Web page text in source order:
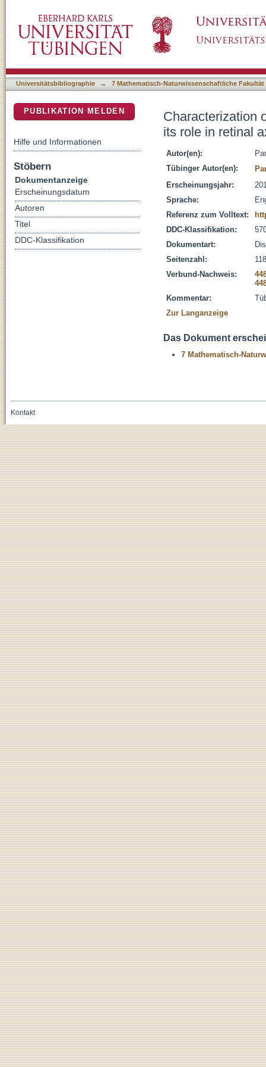
at the vertebrate optic chiasm
Universitätsbibliographie → 7 Mathematisch-Naturwissenschaftliche Fakultät
Characterization
its role in retinal
Autor(en):
Tübinger Autor(en):
Erscheinungsjahr:
Sprache:
Referenz zum Volltext:
DDC-Klassifikation:
Dokumentart:
Seitenzahl:
Verbund-Nachweis:
Kommentar:
Zur Langanzeige
Das Dokument
7 Mathematisch-
PUBLIKATION MELDEN
Hilfe und Informationen
Stöbern
Dokumentanzeige
Erscheinungsdatum
Autoren
Titel
DDC-Klassifikation
Kontakt